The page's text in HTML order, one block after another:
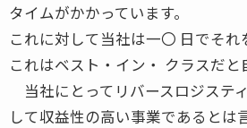
タイムがかかっています。
これに対して当社は一〇 日でそれ
これはベスト・イン・ クラスだと
当社にとってリバースロジステ
して収益性の高い事業であるとは